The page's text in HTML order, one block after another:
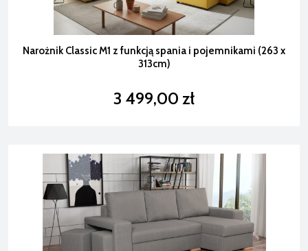
Narożnik Classic M1 z funkcją spania i pojemnikami (263 x
313cm)
3 499,00 zł